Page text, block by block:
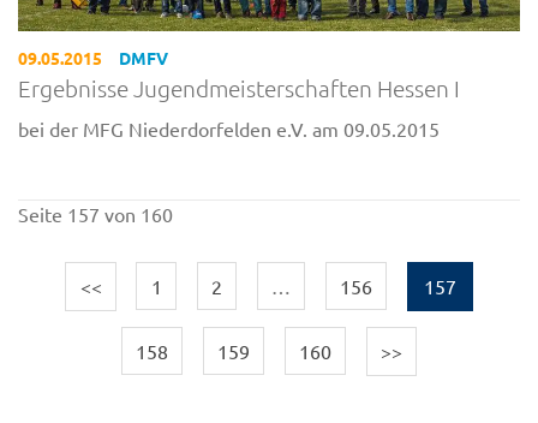
09.05.2015 DMFV
Ergebnisse Jugendmeisterschaften Hessen I
bei der MFG Niederdorfelden e.V. am 09.05.2015
Seite 157 von 160
<< 1 2 … 156 157
158 159 160 >>